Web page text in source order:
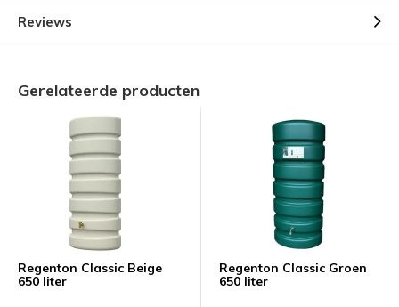
Reviews
Gerelateerde producten
Regenton Classic Beige
650 liter
Regenton Classic Groen
650 liter